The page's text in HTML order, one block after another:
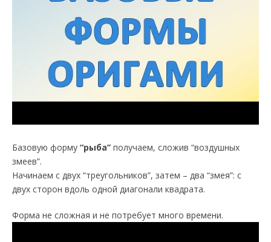
Базовую форму “рыба” получаем, сложив “воздушных
змеев”.
Начинаем с двух “треугольников”, затем – два “змея”: с
двух сторон вдоль одной диагонали квадрата.
Форма не сложная и не потребует много времени.